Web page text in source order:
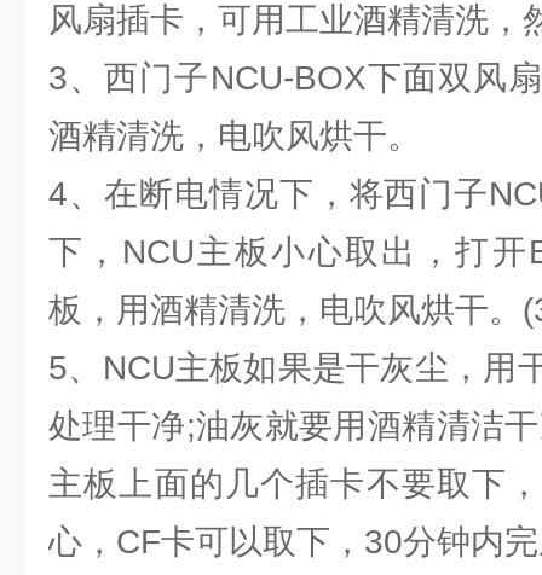
风扇插卡，可用工业酒精清洗，
3、西门子NCU-BOX下面双风
酒精清洗，电吹风烘干。
4、在断电情况下，将西门子
下，NCU主板小心取出，打
板，用酒精清洗，电吹风烘干。
5、NCU主板如果是干灰尘，用
处理干净;油灰就要用酒精清洁
主板上面的几个插卡不要取下
心，CF卡可以取下，30分钟内